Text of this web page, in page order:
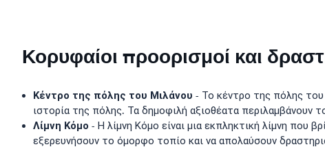
Κορυφαίοι προορισμοί και
Κέντρο της πόλης του Μιλάνου - Το κέντρο της πόλης του
ιστορία της πόλης. Τα δημοφιλή αξιοθέατα
Λίμνη Κόμο - Η λίμνη Κόμο είναι μια εκπληκτική λίμνη που
εξερευνήσουν το όμορφο τοπίο και να απολαύσουν